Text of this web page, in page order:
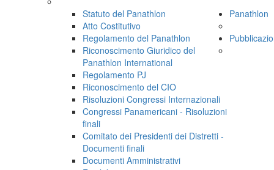
Statuto del Panathlon
Atto Costitutivo
Regolamento del Panathlon
Riconoscimento Giuridico del
Panathlon International
Regolamento PJ
Riconoscimento del CIO
Risoluzioni Congressi Internazionali
Congressi Panamericani - Risoluzioni
finali
Comitato dei Presidenti dei Distretti -
Documenti finali
Documenti Amministrativi
Panathlon